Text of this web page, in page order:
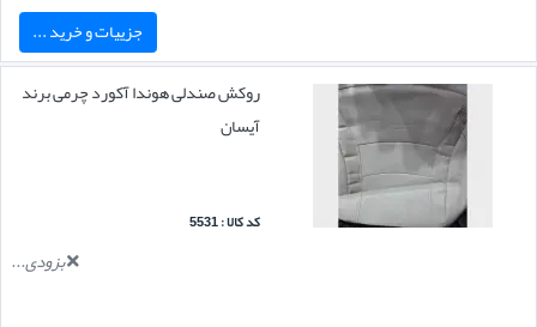
جزییات و خرید ...
روکش صندلی هوندا آکورد چرمی برند
آیسان
کد کالا : 5531
بزودی...